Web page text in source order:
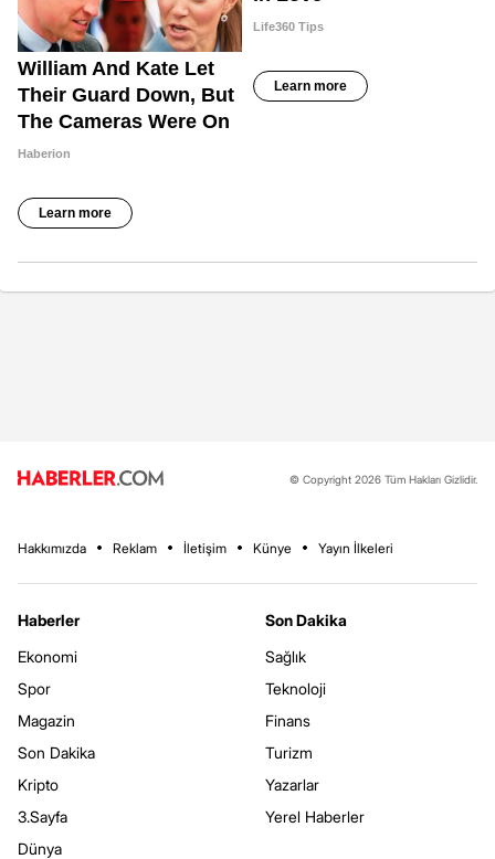
© Copyright 2026 Tüm Hakları Gizlidir.
Hakkımızda Reklam İletişim Künye Yayın İlkeleri
Haberler
Ekonomi
Spor
Magazin
Son Dakika
Kripto
3.Sayfa
Dünya
Son Dakika
Sağlık
Teknoloji
Finans
Turizm
Yazarlar
Yerel Haberler